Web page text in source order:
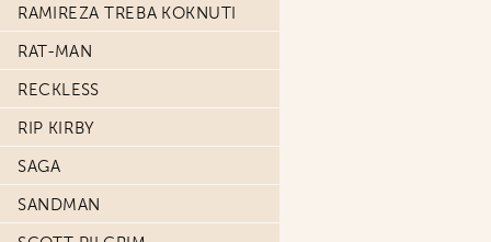
RAMIREZA TREBA KOKNUTI
RAT-MAN
RECKLESS
RIP KIRBY
SAGA
SANDMAN